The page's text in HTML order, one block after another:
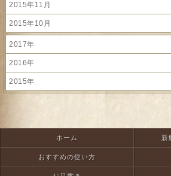
2015年11月
2015年10月
2017年
2016年
2015年
ホーム 新
おすすめの使い方